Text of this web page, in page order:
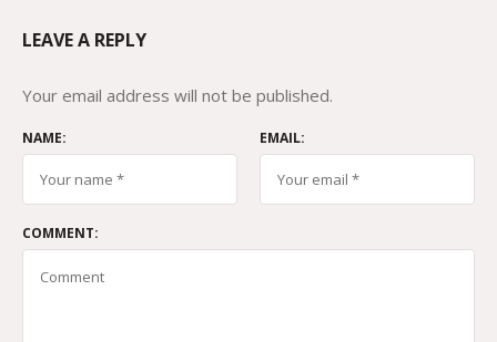
LEAVE A REPLY
Your email address will not be published.
NAME: EMAIL:
COMMENT: